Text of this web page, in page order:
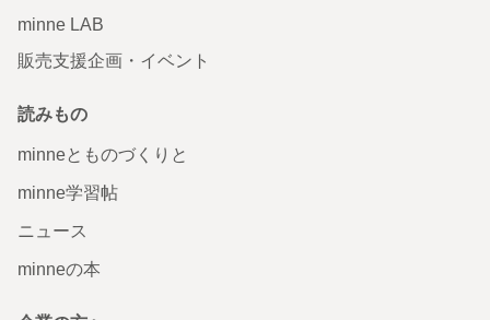
minne LAB
販売支援企画・イベント
読みもの
minneとものづくりと
minne学習帖
ニュース
minneの本